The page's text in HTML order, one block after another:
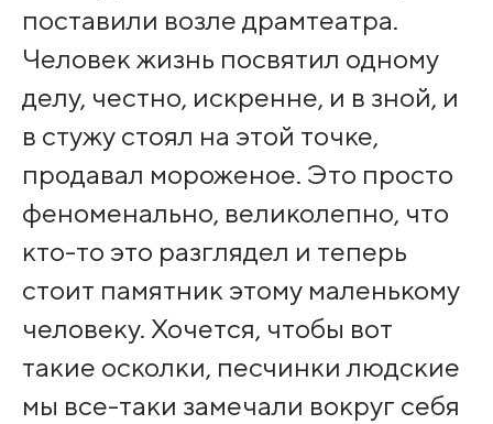
поставили возле драмтеатра.
Человек жизнь посвятил одному
делу, честно, искренне, и в зной, и
в стужу стоял на этой точке,
продавал мороженое. Это просто
феноменально, великолепно, что
кто-то это разглядел и теперь
стоит памятник этому маленькому
человеку. Хочется, чтобы вот
такие осколки, песчинки людские
мы все-таки замечали вокруг себя